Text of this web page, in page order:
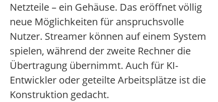
Netzteile – ein Gehäuse. Das eröffnet völlig
neue Möglichkeiten für anspruchsvolle
Nutzer. Streamer können auf einem System
spielen, während der zweite Rechner die
Übertragung übernimmt. Auch für KI-
Entwickler oder geteilte Arbeitsplätze ist die
Konstruktion gedacht.